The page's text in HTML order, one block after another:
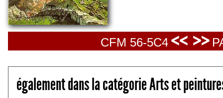
CFM 56-5C4<< >>
également dans la catégorie Arts et